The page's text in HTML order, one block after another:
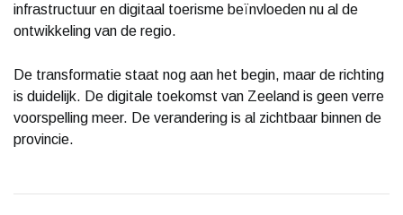
infrastructuur en digitaal toerisme beïnvloeden nu al de
ontwikkeling van de regio.
De transformatie staat nog aan het begin, maar de richting
is duidelijk. De digitale toekomst van Zeeland is geen verre
voorspelling meer. De verandering is al zichtbaar binnen de
provincie.